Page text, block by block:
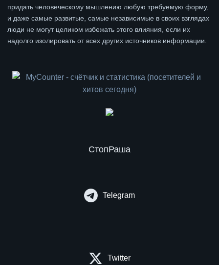
придать человеческому мышлению любую требуемую форму,
и даже самые развитые, самые независимые в своих взглядах
люди не могут целиком избежать этого влияния, если их
надолго изолировать от всех других источников информации.
СтопРаша
Telegram
Twitter